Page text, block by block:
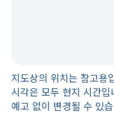
지도상의 위치는 참고용
시각은 모두 현지 시간
예고 없이 변경될 수 있